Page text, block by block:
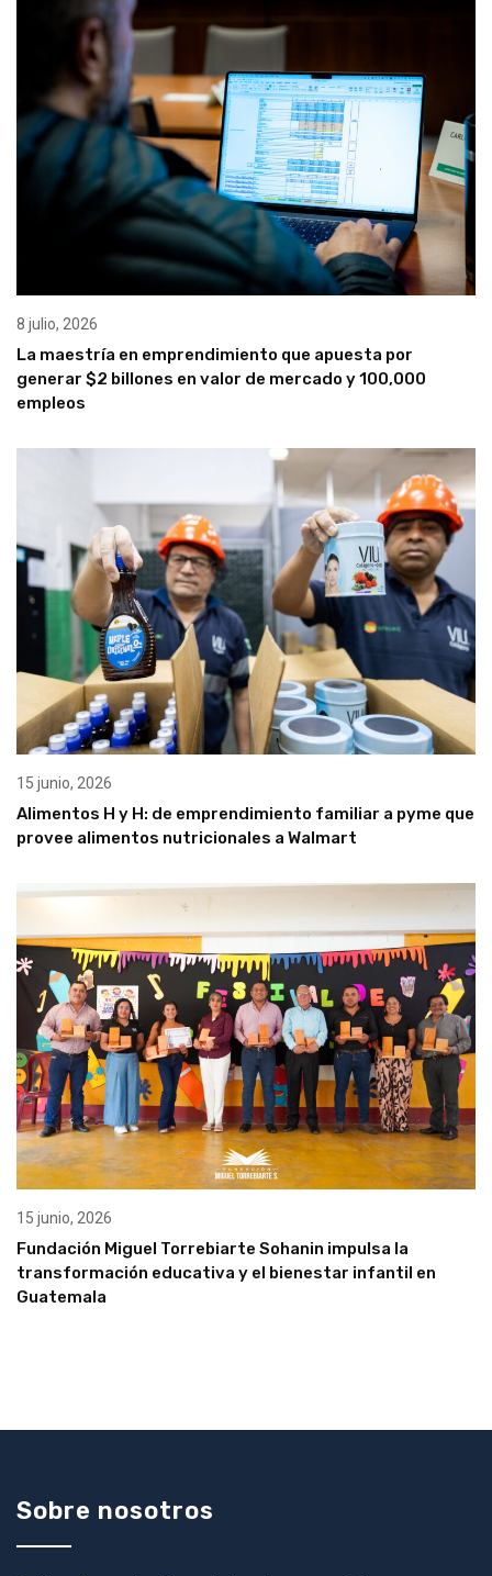
8 julio, 2026
La maestría en emprendimiento que apuesta por
generar $2 billones en valor de mercado y 100,000
empleos
15 junio, 2026
Alimentos H y H: de emprendimiento familiar a pyme que
provee alimentos nutricionales a Walmart
15 junio, 2026
Fundación Miguel Torrebiarte Sohanin impulsa la
transformación educativa y el bienestar infantil en
Guatemala
Sobre nosotros